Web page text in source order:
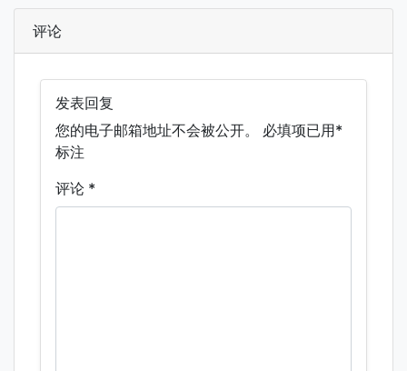
评论
发表回复
您的电子邮箱地址不会被公开。
必填项已用*
标注
评论 *